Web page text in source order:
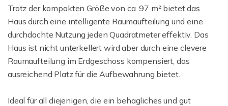
Trotz der kompakten Größe von ca. 97 m² bietet das
Haus durch eine intelligente Raumaufteilung und eine
durchdachte Nutzung jeden Quadratmeter effektiv. Das
Haus ist nicht unterkellert wird aber durch eine clevere
Raumaufteilung im Erdgeschoss kompensiert, das
ausreichend Platz für die Aufbewahrung bietet.
Ideal für all diejenigen, die ein behagliches und gut